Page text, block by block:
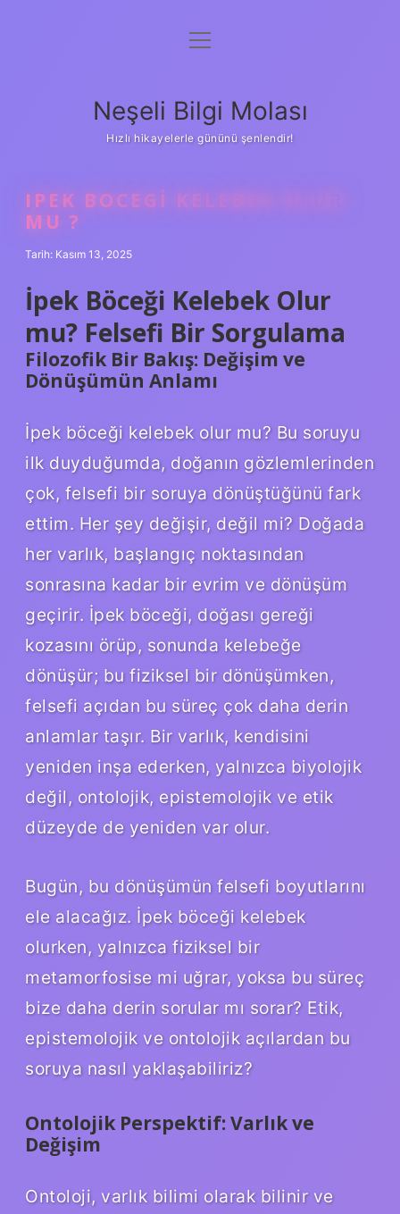
Anasayfa
Yasal Uyarı
menüyü
Neşeli Bilgi Molası
Hızlı hikayelerle gününü şenlendir!
IPEK BOCEGI KELEBEK OLUR
MU ?
Tarih: Kasım 13, 2025
İpek Böceği Kelebek Olur
mu? Felsefi Bir Sorgulama
Filozofik Bir Bakış: Değişim ve
Dönüşümün Anlamı
İpek böceği kelebek olur mu? Bu soruyu
ilk duyduğumda, doğanın gözlemlerinden
çok, felsefi bir soruya dönüştüğünü fark
ettim. Her şey değişir, değil mi? Doğada
her varlık, başlangıç noktasından
sonrasına kadar bir evrim ve dönüşüm
geçirir. İpek böceği, doğası gereği
kozasını örüp, sonunda kelebeğe
dönüşür; bu fiziksel bir dönüşümken,
felsefi açıdan bu süreç çok daha derin
anlamlar taşır. Bir varlık, kendisini
yeniden inşa ederken, yalnızca biyolojik
değil, ontolojik, epistemolojik ve etik
düzeyde de yeniden var olur.
Bugün, bu dönüşümün felsefi boyutlarını
ele alacağız. İpek böceği kelebek
olurken, yalnızca fiziksel bir
metamorfosise mi uğrar, yoksa bu süreç
bize daha derin sorular mı sorar? Etik,
epistemolojik ve ontolojik açılardan bu
soruya nasıl yaklaşabiliriz?
Ontolojik Perspektif: Varlık ve
Değişim
Ontoloji, varlık bilimi olarak bilinir ve